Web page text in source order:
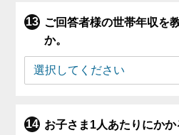
ご回答者様の世帯年収を
か。
お子さま1人あたりにか